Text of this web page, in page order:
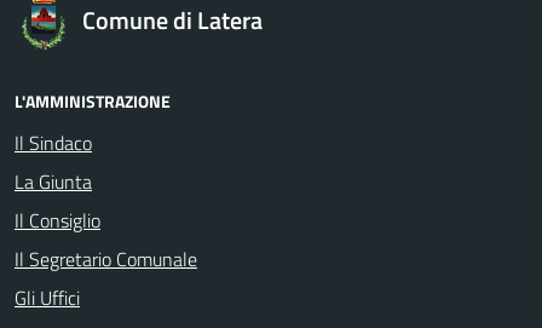
Comune di Latera
L'AMMINISTRAZIONE
Il Sindaco
La Giunta
Il Consiglio
Il Segretario Comunale
Gli Uffici